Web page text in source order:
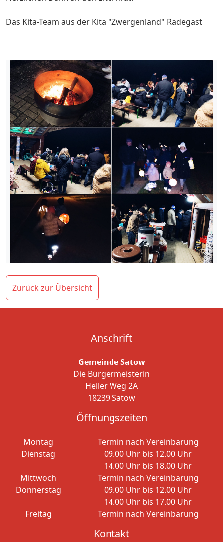
Das Kita-Team aus der Kita "Zwergenland" Radegast
Zurück zur Übersicht
Anschrift
Gemeinde Satow
Die Bürgermeisterin
Heller Weg 2A
18239 Satow
Öffnungszeiten
Montag
Termin nach Vereinbarung
Dienstag
09.00 Uhr bis 12.00 Uhr
14.00 Uhr bis 18.00 Uhr
Mittwoch
Termin nach Vereinbarung
Donnerstag
09.00 Uhr bis 12.00 Uhr
14.00 Uhr bis 17.00 Uhr
Freitag
Termin nach Vereinbarung
Kontakt